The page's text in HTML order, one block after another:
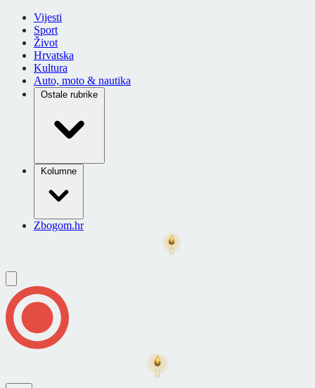
Vijesti
Sport
Život
Hrvatska
Kultura
Auto, moto & nautika
Ostale rubrike
Kolumne
Zbogom.hr